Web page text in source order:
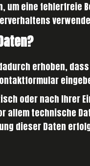
um eine
erhoben,
oder nach Ihrer
allem technische
dieser Daten